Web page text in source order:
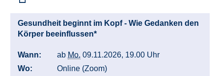
Gesundheit beginnt im Kopf - Wie Gedanken den
Körper beeinflussen*
Wann: ab Mo. 09.11.2026, 19.00 Uhr
Wo:
Online (Zoom)